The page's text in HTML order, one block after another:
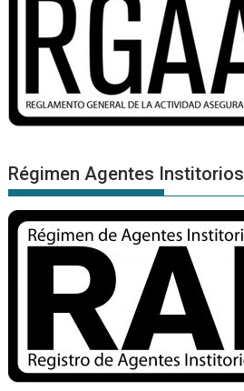
Régimen Agentes Institorios